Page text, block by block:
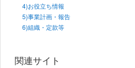
4)お役立ち情報
5)事業計画・報告
6)組織・定款等
関連サイト